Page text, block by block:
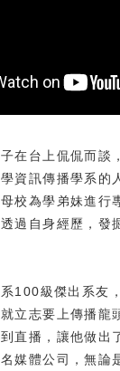
台上侃侃而談
資訊傳播學系的
校為學弟妹進行
過自身經歷，發
級傑出系友，
立志要上傳播龍
直播，讓他做出
媒體公司，無論